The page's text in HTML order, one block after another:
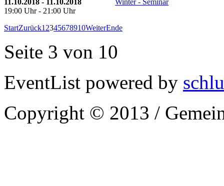
19:00 Uhr - 21:00 Uhr
StartZurück1 2345678910WeiterEnde
Seite 3 von 10
EventList powered by
Copyright © 2013 /